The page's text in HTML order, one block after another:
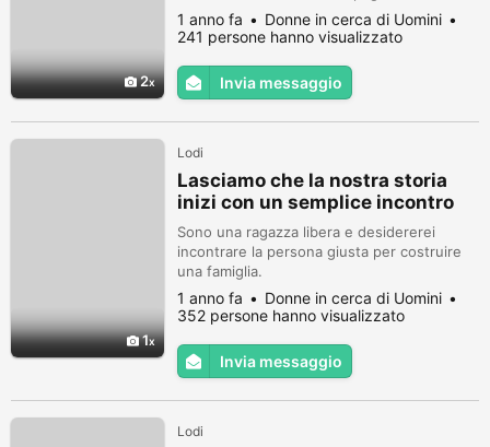
2
1 anno fa
Donne in cerca di Uomini
241 persone hanno visualizzato
Invia messaggio
1
Lodi
Lasciamo che la nostra storia
inizi con un semplice incontro
Sono una ragazza libera e desidererei
incontrare la persona giusta per costruire
una famiglia.
1 anno fa
Donne in cerca di Uomini
352 persone hanno visualizzato
Invia messaggio
Lodi